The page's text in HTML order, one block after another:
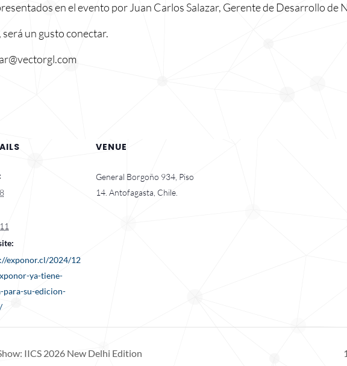
en el evento por Juan Carlos Salazar, Gerente de Desarrollo de
un gusto conectar.
exponor.cl/2024/12
ya-tiene-
para-su-edicion-
VENUE
General Borgoño 934, Piso
14. Antofagasta, Chile.
IICS 2026 New Delhi Edition